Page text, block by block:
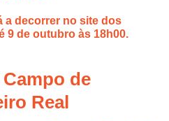
a decorrer no site dos
9 de outubro às 18h00.
de
Real